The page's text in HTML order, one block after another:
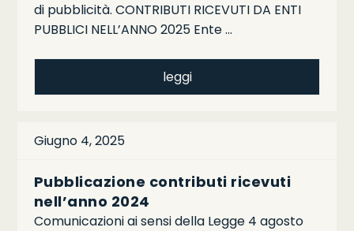
di pubblicità. CONTRIBUTI RICEVUTI DA ENTI
PUBBLICI NELL’ANNO 2025 Ente …
leggi
Giugno 4, 2025
Pubblicazione contributi ricevuti
nell’anno 2024
Comunicazioni ai sensi della Legge 4 agosto